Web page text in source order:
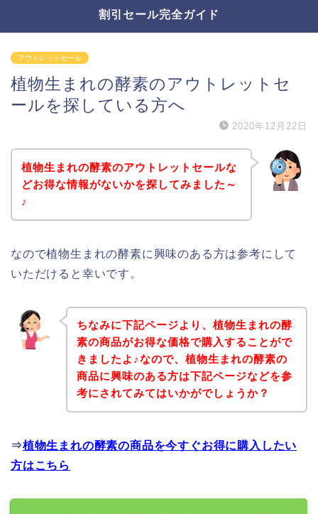
割引セール完全ガイド
アウトレットセール
植物生まれの酵素のアウトレットセ
ールを探している方へ
2020年12月22日
植物生まれの酵素のアウトレットセールな
どお得な情報がないかを探してみました～
♪
なので植物生まれの酵素に興味のある方は参考にして
いただけると幸いです。
ちなみに下記ページより、植物生まれの酵
素の商品がお得な価格で購入することがで
きましたよ♪なので、植物生まれの酵素の
商品に興味のある方は下記ページなどを参
考にされてみてはいかがでしょうか？
⇒植物生まれの酵素の商品を今すぐお得に購入したい
方はこちら